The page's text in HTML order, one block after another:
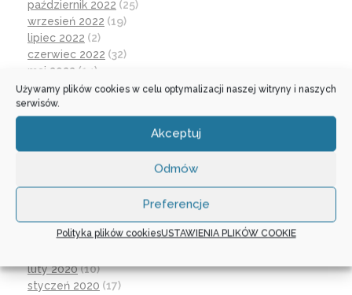
Używamy plików cookies w celu optymalizacji naszej witryny i naszych
serwisów.
Akceptuj
Odmów
Preferencje
Polityka plików cookiesUSTAWIENIA PLIKÓW COOKIE
październik 2022 (25)
wrzesień 2022 (19)
lipiec 2022 (2)
czerwiec 2022 (32)
maj 2022 (14)
kwiecień 2022(1)
marzec 2022
październik 2021(2)
sierpień 2021(4)
czerwiec 2021(27)
czerwiec 2020(19)
maj 2020(1)
luty 2020(10)
styczeń 2020 (17)